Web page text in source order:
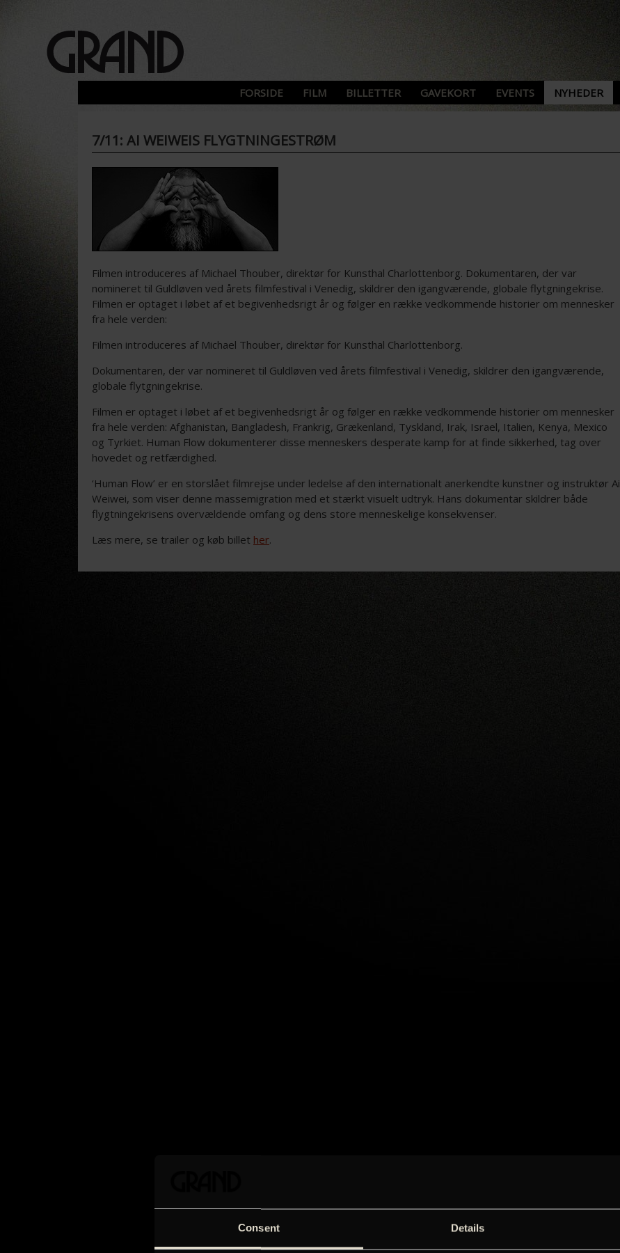
Consent Details
FORSIDE FILM BILLETTER GAVEKORT EVENTS NYHEDER
7/11: AI WEIWEIS FLYGTNINGESTRØM
Filmen introduceres af Michael Thouber, direktør for Kunsthal Charlottenborg. Dokumentaren, der var
nomineret til Guldløven ved årets filmfestival i Venedig, skildrer den igangværende, globale flytgningekrise.
Filmen er optaget i løbet af et begivenhedsrigt år og følger en række vedkommende historier om mennesker
fra hele verden:
Filmen introduceres af Michael Thouber, direktør for Kunsthal Charlottenborg.
Dokumentaren, der var nomineret til Guldløven ved årets filmfestival i Venedig, skildrer den igangværende,
globale flytgningekrise.
Filmen er optaget i løbet af et begivenhedsrigt år og følger en række vedkommende historier om mennesker
fra hele verden: Afghanistan, Bangladesh, Frankrig, Grækenland, Tyskland, Irak, Israel, Italien, Kenya, Mexico
og Tyrkiet. Human Flow dokumenterer disse menneskers desperate kamp for at finde sikkerhed, tag over
hovedet og retfærdighed.
‘Human Flow’ er en storslået filmrejse under ledelse af den internationalt anerkendte kunstner og instruktør Ai
Weiwei, som viser denne massemigration med et stærkt visuelt udtryk. Hans dokumentar skildrer både
flygtningekrisens overvældende omfang og dens store menneskelige konsekvenser.
Læs mere, se trailer og køb billet her.